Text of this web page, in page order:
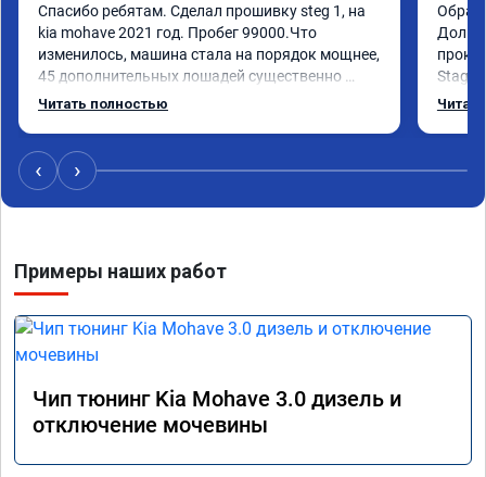
Спасибо ребятам. Сделал прошивку steg 1, на
kia mohave 2021 год. Пробег 99000.Что
изменилось, машина стала на порядок мощнее,
45 дополнительных лошадей существенно
чувствуется и соответственно крутящего
12-12.5. Коробка перестала подпинывать при
наборе скорости. Педаль газа более
отзывчевее. В целом, я очень доволен.!
Читать полностью
Долго
Stage
с
‹ ›
Примеры наших работ
Чип тюнинг Kia Mohave 3.0 дизель и
отключение мочевины